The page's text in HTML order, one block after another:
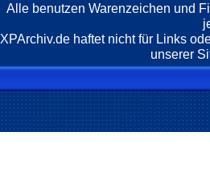
Alle benutzen Warenzeichen und
XPArchiv.de haftet nicht für Links
unserer